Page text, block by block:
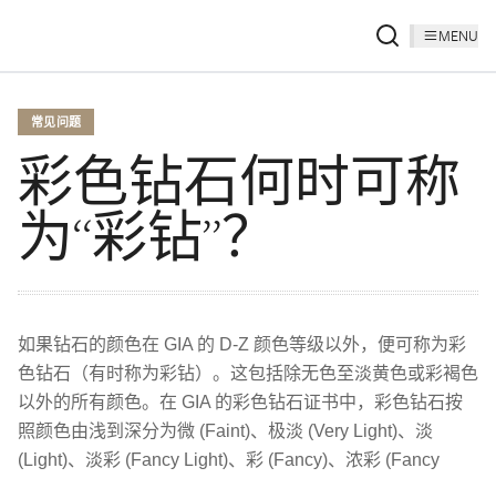
MENU
常见问题
彩色钻石何时可称
为“彩钻”？
如果钻石的颜色在 GIA 的 D-Z 颜色等级以外，便可称为彩
色钻石（有时称为彩钻）。这包括除无色至淡黄色或彩褐色
以外的所有颜色。在 GIA 的彩色钻石证书中，彩色钻石按
照颜色由浅到深分为微 (Faint)、极淡 (Very Light)、淡
(Light)、淡彩 (Fancy Light)、彩 (Fancy)、浓彩 (Fancy